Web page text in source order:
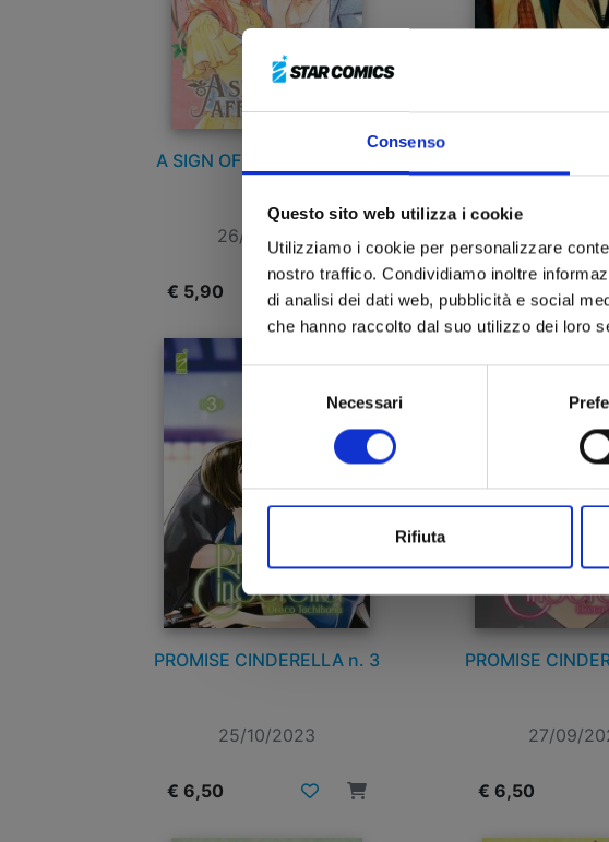
Consenso
Questo sito web utilizza i cookie
Utilizziamo i cookie per personalizzare
nostro traffico. Condividiamo inoltre
di analisi dei dati web, pubblicità e social
che hanno raccolto dal suo utilizzo dei loro
Selezione
Necessari
Rifiuta
A SIGN OF AFFECTION n. 9
26/03/2024
€ 5,90 € 6,50
PROMISE CINDERELLA n. 3
25/10/2023
€ 6,50
PROMISE
27/09/
€ 6,50